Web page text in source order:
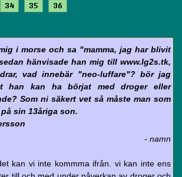
34 35 36
i morse och sa "mamma, jag har blivit
hänvisade han mig till www.lg2s.tk,
vad innebär "neo-luffare"? bör jag
han kan ha börjat med droger eller
Som ni säkert vet så måste man som
sin 13åriga son.
- namn
kan vi inte kommma ifrån. vi kan inte ens